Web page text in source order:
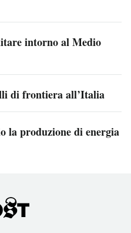
intorno al Medio
di frontiera all’Italia
la produzione di energia